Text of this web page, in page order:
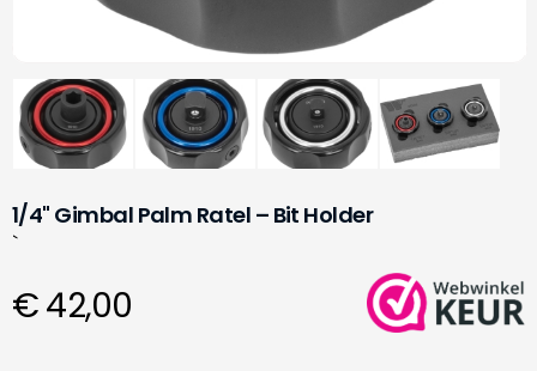
1/4" Gimbal Palm Ratel – Bit Holder
`
€ 42,00